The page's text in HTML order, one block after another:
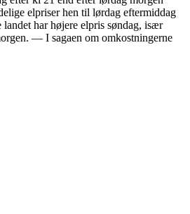
elpriser hen til lørdag eftermiddag
har højere elpris søndag, især
— I sagaen om omkostningerne